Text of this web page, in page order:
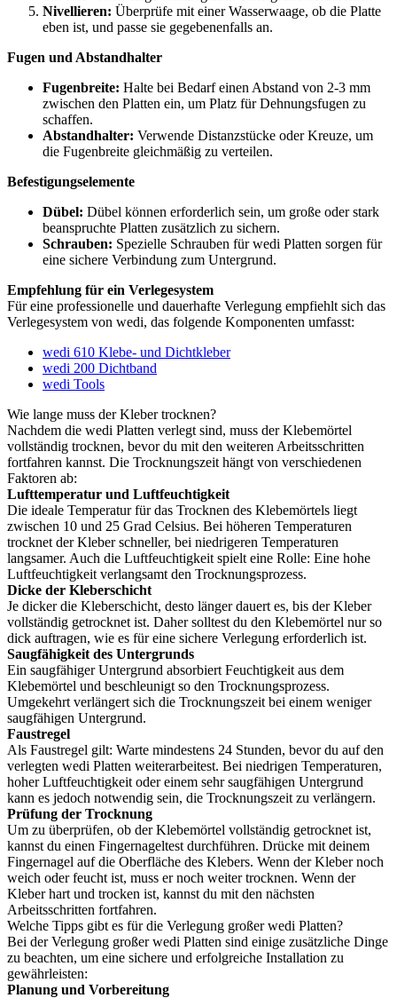
Nivellieren: Überprüfe mit einer Wasserwaage, ob die Platte
eben ist, und passe sie gegebenenfalls an.
Fugen und Abstandhalter
Fugenbreite: Halte bei Bedarf einen Abstand von 2-3 mm
zwischen den Platten ein, um Platz für Dehnungsfugen zu
schaffen.
Abstandhalter: Verwende Distanzstücke oder Kreuze, um
die Fugenbreite gleichmäßig zu verteilen.
Befestigungselemente
Dübel: Dübel können erforderlich sein, um große oder stark
beanspruchte Platten zusätzlich zu sichern.
Schrauben: Spezielle Schrauben für wedi Platten sorgen für
eine sichere Verbindung zum Untergrund.
Empfehlung für ein Verlegesystem
Für eine professionelle und dauerhafte Verlegung empfiehlt sich das
Verlegesystem von wedi, das folgende Komponenten umfasst:
wedi 610 Klebe- und Dichtkleber
wedi 200 Dichtband
wedi Tools
Wie lange muss der Kleber trocknen?
Nachdem die wedi Platten verlegt sind, muss der Klebemörtel
vollständig trocknen, bevor du mit den weiteren Arbeitsschritten
fortfahren kannst. Die Trocknungszeit hängt von verschiedenen
Faktoren ab:
Lufttemperatur und Luftfeuchtigkeit
Die ideale Temperatur für das Trocknen des Klebemörtels liegt
zwischen 10 und 25 Grad Celsius. Bei höheren Temperaturen
trocknet der Kleber schneller, bei niedrigeren Temperaturen
langsamer. Auch die Luftfeuchtigkeit spielt eine Rolle: Eine hohe
Luftfeuchtigkeit verlangsamt den Trocknungsprozess.
Dicke der Kleberschicht
Je dicker die Kleberschicht, desto länger dauert es, bis der Kleber
vollständig getrocknet ist. Daher solltest du den Klebemörtel nur so
dick auftragen, wie es für eine sichere Verlegung erforderlich ist.
Saugfähigkeit des Untergrunds
Ein saugfähiger Untergrund absorbiert Feuchtigkeit aus dem
Klebemörtel und beschleunigt so den Trocknungsprozess.
Umgekehrt verlängert sich die Trocknungszeit bei einem weniger
saugfähigen Untergrund.
Faustregel
Als Faustregel gilt: Warte mindestens 24 Stunden, bevor du auf den
verlegten wedi Platten weiterarbeitest. Bei niedrigen Temperaturen,
hoher Luftfeuchtigkeit oder einem sehr saugfähigen Untergrund
kann es jedoch notwendig sein, die Trocknungszeit zu verlängern.
Prüfung der Trocknung
Um zu überprüfen, ob der Klebemörtel vollständig getrocknet ist,
kannst du einen Fingernageltest durchführen. Drücke mit deinem
Fingernagel auf die Oberfläche des Klebers. Wenn der Kleber noch
weich oder feucht ist, muss er noch weiter trocknen. Wenn der
Kleber hart und trocken ist, kannst du mit den nächsten
Arbeitsschritten fortfahren.
Welche Tipps gibt es für die Verlegung großer wedi Platten?
Bei der Verlegung großer wedi Platten sind einige zusätzliche Dinge
zu beachten, um eine sichere und erfolgreiche Installation zu
gewährleisten:
Planung und Vorbereitung